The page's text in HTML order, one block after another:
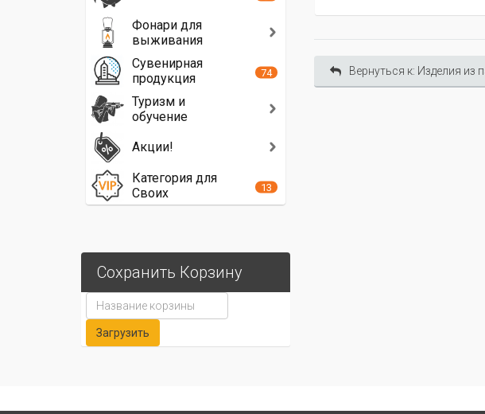
Вернуться к: Изделия из
Фонари для
выживания
Сувенирная
продукция
74
Туризм и
обучение
Акции!
Категория для
Своих
13
Сохранить Корзину